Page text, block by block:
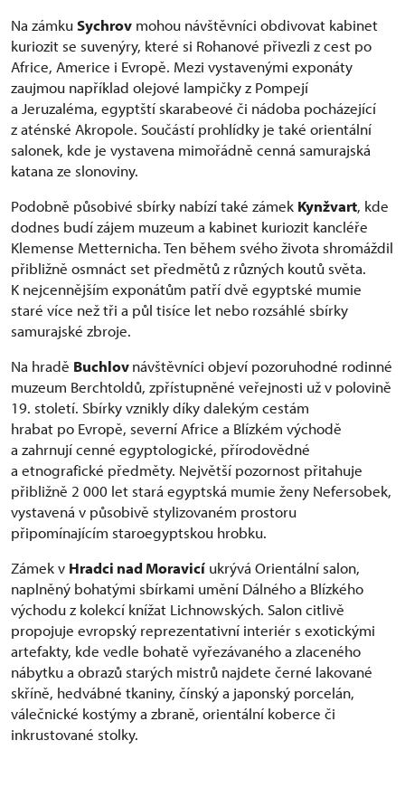
Na zámkuSychrov mohou návštěvníci obdivovat kabinet
kuriozit se suvenýry, které si Rohanové přivezli z cest po
Africe, Americe i Evropě. Mezi vystavenými exponáty
zaujmou například olejové lampičky z Pompejí
a Jeruzaléma, egyptští skarabeové či nádoba pocházející
z aténské Akropole. Součástí prohlídky je také orientální
salonek, kde je vystavena mimořádně cenná samurajská
katana ze slonoviny.
Podobně působivé sbírky nabízí také zámek Kynžvart, kde
dodnes budí zájem muzeum a kabinet kuriozit kancléře
Klemense Metternicha. Ten během svého života shromáždil
přibližně osmnáct set předmětů z různých koutů světa.
K nejcennějším exponátům patří dvě egyptské mumie
staré více než tři a půl tisíce let nebo rozsáhlé sbírky
samurajské zbroje.
Na hradě Buchlovnávštěvníci objeví pozoruhodné rodinné
muzeum Berchtoldů, zpřístupněné veřejnosti už v polovině
19. století. Sbírky vznikly díky dalekým cestám
hrabat po Evropě, severní Africe a Blízkém východě
a zahrnují cenné egyptologické, přírodovědné
a etnografické předměty. Největší pozornost přitahuje
přibližně 2 000 let stará egyptská mumie ženy Nefersobek,
vystavená v působivě stylizovaném prostoru
připomínajícím staroegyptskou hrobku.
Zámek v Hradci nad Moravicí ukrývá Orientální salon,
naplněný bohatými sbírkami umění Dálného a Blízkého
východu z kolekcí knížat Lichnowských. Salon citlivě
propojuje evropský reprezentativní interiér s exotickými
artefakty, kde vedle bohatě vyřezávaného a zlaceného
nábytku a obrazů starých mistrů najdete černé lakované
skříně, hedvábné tkaniny, čínský a japonský porcelán,
válečnické kostýmy a zbraně, orientální koberce či
inkrustované stolky.